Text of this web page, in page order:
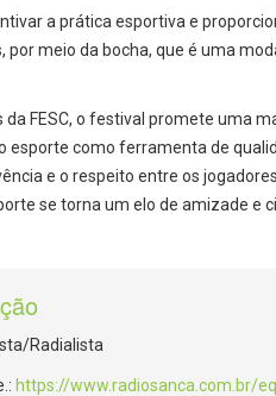
a prática esportiva e
meio da bocha, que é uma
da FESC, o festival promete uma
esporte como ferramenta de
e o respeito entre os
se torna um elo de amizade e
Radialista
https://www.radiosanca.com.br/